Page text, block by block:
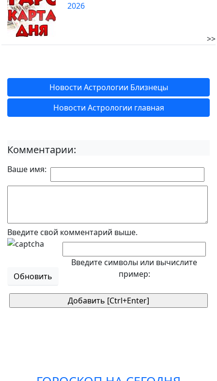
2026
>>
Новости Астрологии Близнецы
Новости Астрологии главная
Комментарии:
Ваше имя:
Введите свой комментарий выше.
Обновить
Введите символы или вычислите
пример: